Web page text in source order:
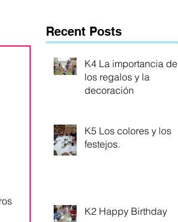
Recent Posts
K4 La importancia de
los regalos y la
decoración
K5 Los colores y los
festejos.
K2 Happy Birthday